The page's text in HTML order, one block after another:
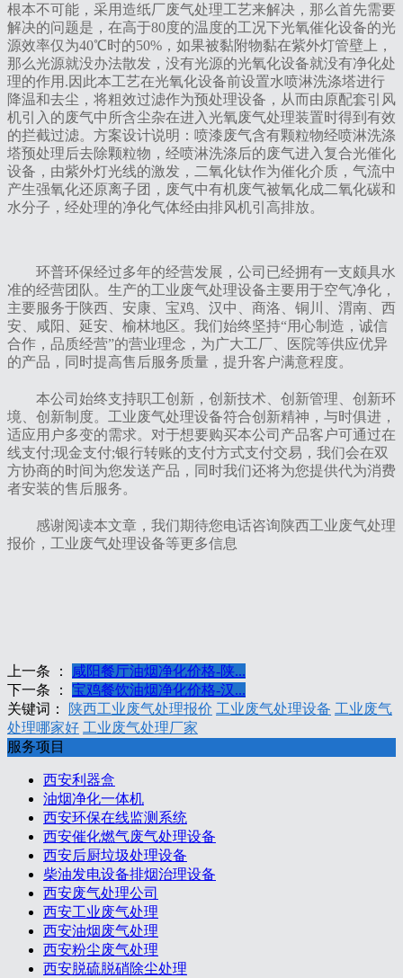
根本不可能，采用造纸厂废气处理工艺来解决，那么首先需要
解决的问题是，在高于80度的温度的工况下光氧催化设备的光
源效率仅为40℃时的50%，如果被黏附物黏在紫外灯管壁上，
那么光源就没办法散发，没有光源的光氧化设备就没有净化处
理的作用.因此本工艺在光氧化设备前设置水喷淋洗涤塔进行
降温和去尘，将粗效过滤作为预处理设备，从而由原配套引风
机引入的废气中所含尘杂在进入光氧废气处理装置时得到有效
的拦截过滤。方案设计说明：喷漆废气含有颗粒物经喷淋洗涤
塔预处理后去除颗粒物，经喷淋洗涤后的废气进入复合光催化
设备，由紫外灯光线的激发，二氧化钛作为催化介质，气流中
产生强氧化还原离子团，废气中有机废气被氧化成二氧化碳和
水分子，经处理的净化气体经由排风机引高排放。
环普环保经过多年的经营发展，公司已经拥有一支颇具水
准的经营团队。生产的工业废气处理设备主要用于空气净化，
主要服务于陕西、安康、宝鸡、汉中、商洛、铜川、渭南、西
安、咸阳、延安、榆林地区。我们始终坚持“用心制造，诚信
合作，品质经营”的营业理念，为广大工厂、医院等供应优异
的产品，同时提高售后服务质量，提升客户满意程度。
本公司始终支持职工创新，创新技术、创新管理、创新环
境、创新制度。工业废气处理设备符合创新精神，与时俱进，
适应用户多变的需求。对于想要购买本公司产品客户可通过在
线支付;现金支付;银行转账的支付方式支付交易，我们会在双
方协商的时间为您发送产品，同时我们还将为您提供代为消费
者安装的售后服务。
感谢阅读本文章，我们期待您电话咨询陕西工业废气处理
报价，工业废气处理设备等更多信息
上一条 ：
咸阳餐厅油烟净化价格-陕...
下一条 ：
宝鸡餐饮油烟净化价格-汉...
关键词：
陕西工业废气处理报价 工业废气处理设备 工业废气
处理哪家好 工业废气处理厂家
服务项目
西安利器盒
油烟净化一体机
西安环保在线监测系统
西安催化燃气废气处理设备
西安后厨垃圾处理设备
柴油发电设备排烟治理设备
西安废气处理公司
西安工业废气处理
西安油烟废气处理
西安粉尘废气处理
西安脱硫脱硝除尘处理